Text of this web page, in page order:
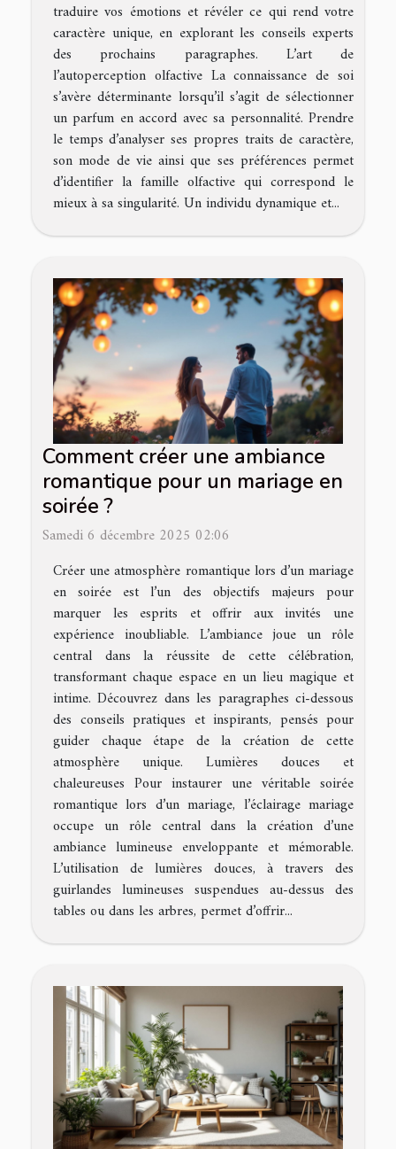
traduire vos émotions et révéler ce qui rend votre
caractère unique, en explorant les conseils experts
des prochains paragraphes. L’art de
l’autoperception olfactive La connaissance de soi
s’avère déterminante lorsqu’il s’agit de sélectionner
un parfum en accord avec sa personnalité. Prendre
le temps d’analyser ses propres traits de caractère,
son mode de vie ainsi que ses préférences permet
d’identifier la famille olfactive qui correspond le
mieux à sa singularité. Un individu dynamique et...
Comment créer une ambiance
romantique pour un mariage en
soirée ?
Samedi 6 décembre 2025 02:06
Créer une atmosphère romantique lors d’un mariage
en soirée est l’un des objectifs majeurs pour
marquer les esprits et offrir aux invités une
expérience inoubliable. L’ambiance joue un rôle
central dans la réussite de cette célébration,
transformant chaque espace en un lieu magique et
intime. Découvrez dans les paragraphes ci-dessous
des conseils pratiques et inspirants, pensés pour
guider chaque étape de la création de cette
atmosphère unique. Lumières douces et
chaleureuses Pour instaurer une véritable soirée
romantique lors d’un mariage, l’éclairage mariage
occupe un rôle central dans la création d’une
ambiance lumineuse enveloppante et mémorable.
L’utilisation de lumières douces, à travers des
guirlandes lumineuses suspendues au-dessus des
tables ou dans les arbres, permet d’offrir...